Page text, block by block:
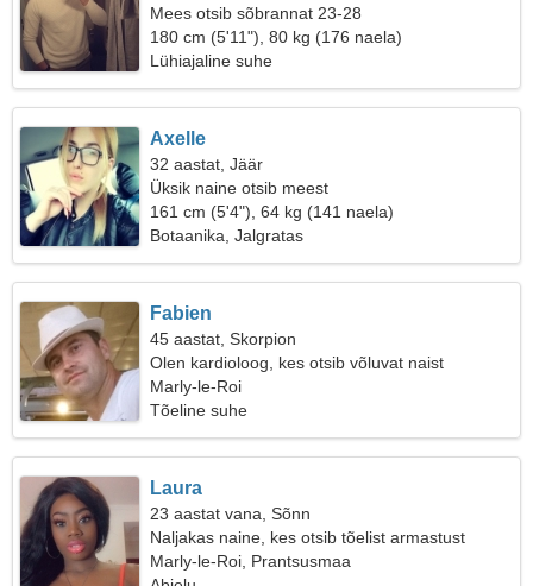
Mees otsib sõbrannat 23-28
180 cm (5'11"), 80 kg (176 naela)
Lühiajaline suhe
Axelle
32 aastat, Jäär
Üksik naine otsib meest
161 cm (5'4"), 64 kg (141 naela)
Botaanika, Jalgratas
Fabien
45 aastat, Skorpion
Olen kardioloog, kes otsib võluvat naist
Marly-le-Roi
Tõeline suhe
Laura
23 aastat vana, Sõnn
Naljakas naine, kes otsib tõelist armastust
Marly-le-Roi, Prantsusmaa